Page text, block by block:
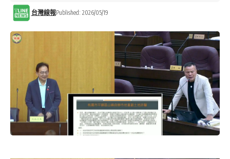
台灣線報Published: 2026/05/19